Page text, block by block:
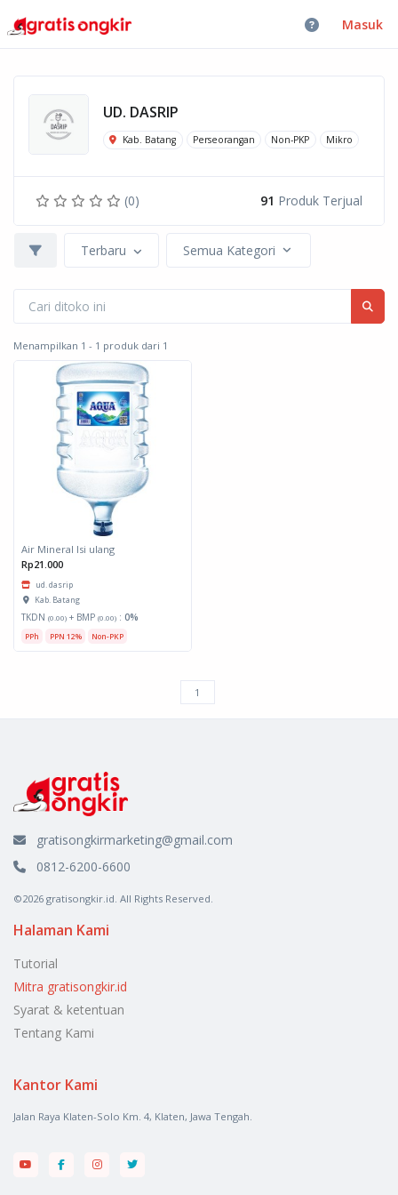
Masuk
UD. DASRIP
Kab. Batang Perseorangan Non-PKP Mikro
(0) 91 Produk Terjual
Terbaru Semua Kategori
Menampilkan 1 - 1 produk dari 1
Air Mineral Isi ulang
Rp21.000
ud. dasrip
Kab. Batang
TKDN (0.00) + BMP (0.00) : 0%
PPh PPN 12% Non-PKP
gratisongkirmarketing@gmail.com
0812-6200-6600
©2026 gratisongkir.id. All Rights Reserved.
Halaman Kami
Tutorial
Mitra gratisongkir.id
Syarat & ketentuan
Tentang Kami
Kantor Kami
Jalan Raya Klaten-Solo Km. 4, Klaten, Jawa Tengah.